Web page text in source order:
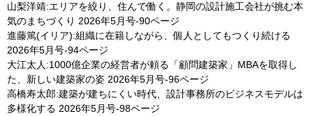
山梨洋靖:エリアを絞り、住んで働く。静岡の設計施工会社が挑む本
気のまちづくり 2026年5月号-90ページ
進藤篤(イリア):組織に在籍しながら、個人としてもつくり続ける
2026年5月号-94ページ
大江太人:1000億企業の経営者が頼る「顧問建築家」MBAを取得し
た、新しい建築家の姿 2026年5月号-96ページ
高橋寿太郎:建築が建ちにくい時代、設計事務所のビジネスモデルは
多様化する 2026年5月号-98ページ